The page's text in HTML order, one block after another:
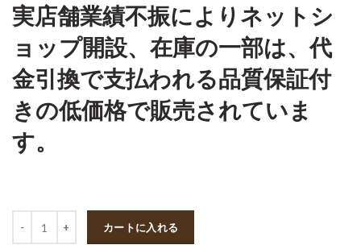
実店舗業績不振によりネットシ
ョップ開設、在庫の一部は、代
金引換で支払われる品質保証付
きの低価格で販売されていま
す。
カートに入れる